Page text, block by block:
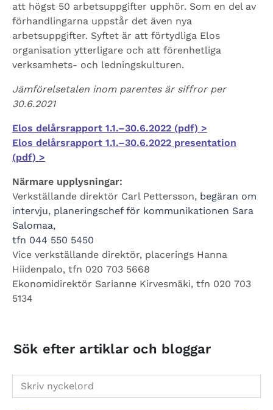
att högst 50 arbetsuppgifter upphör. Som en del av
förhandlingarna uppstår det även nya
arbetsuppgifter. Syftet är att förtydliga Elos
organisation ytterligare och att förenhetliga
verksamhets- och ledningskulturen.
Jämförelsetalen inom parentes är siffror per
30.6.2021
Elos delårsrapport 1.1.–30.6.2022 (pdf) >
Elos delårsrapport 1.1.–30.6.2022 presentation
(pdf) >
Närmare upplysningar:
Verkställande direktör Carl Pettersson, begäran om
intervju, planeringschef för kommunikationen Sara
Salomaa,
tfn 044 550 5450
Vice verkställande direktör, placerings Hanna
Hiidenpalo, tfn 020 703 5668
Ekonomidirektör Sarianne Kirvesmäki, tfn 020 703
5134
Sök efter artiklar och bloggar